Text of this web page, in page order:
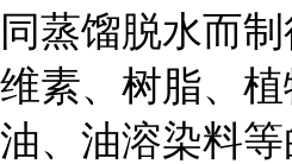
同蒸馏脱水而
维素、树脂、
油、油溶染料